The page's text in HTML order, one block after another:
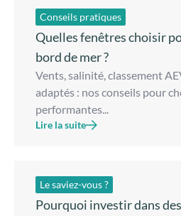
Conseils pratiques
Quelles fenêtres choisir
bord de mer ?
Vents, salinité, classement
adaptés : nos conseils pour
performantes...
Lire la suite
Le saviez-vous ?
Pourquoi investir dans